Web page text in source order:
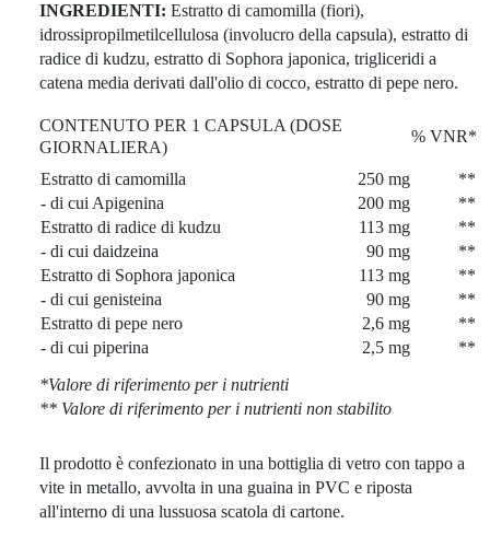
INGREDIENTI: Estratto di camomilla (fiori),
idrossipropilmetilcellulosa (involucro della capsula), estratto di
radice di kudzu, estratto di Sophora japonica, trigliceridi a
catena media derivati dall'olio di cocco, estratto di pepe nero.
CONTENUTO PER 1 CAPSULA (DOSE
GIORNALIERA)
% VNR*
Estratto di camomilla 250 mg
**
- di cui Apigenina
200 mg
**
Estratto di radice di kudzu
113 mg
**
- di cui daidzeina
90 mg
**
Estratto di Sophora japonica
113 mg
**
- di cui genisteina
90 mg
**
Estratto di pepe nero
2,6 mg
**
- di cui piperina
2,5 mg
**
*Valore di riferimento per i nutrienti
** Valore di riferimento per i nutrienti non stabilito
Il prodotto è confezionato in una bottiglia di vetro con tappo a
vite in metallo, avvolta in una guaina in PVC e riposta
all'interno di una lussuosa scatola di cartone.